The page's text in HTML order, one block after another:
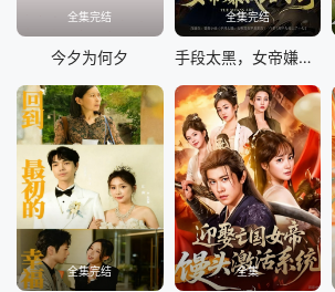
全集完结
今夕为何夕
全集完结
手段太黑，女帝嫌我路子野
全集完结 全集